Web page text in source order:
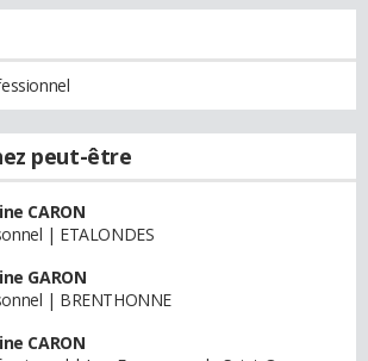
peut-être
CARON
| ETALONDES
GARON
| BRENTHONNE
CARON